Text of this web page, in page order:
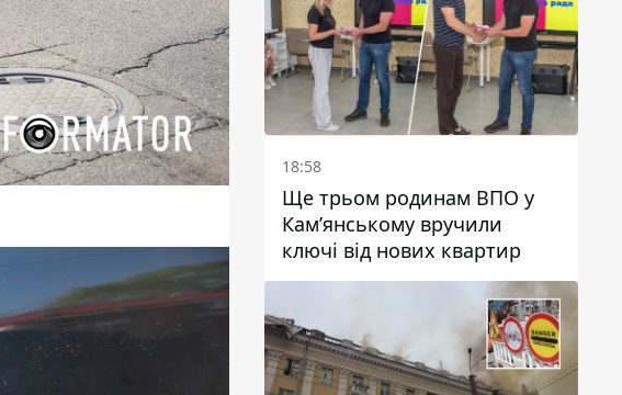
поранив КАБ
18:58
Ще трьом родинам ВПО у
Кам’янському вручили
ключі від нових квартир